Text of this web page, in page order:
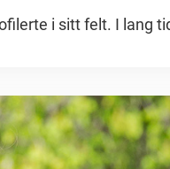
i sitt felt. I lang